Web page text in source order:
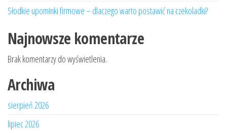
Słodkie upominki firmowe – dlaczego warto postawić na czekoladki?
Najnowsze komentarze
Brak komentarzy do wyświetlenia.
Archiwa
sierpień 2026
lipiec 2026